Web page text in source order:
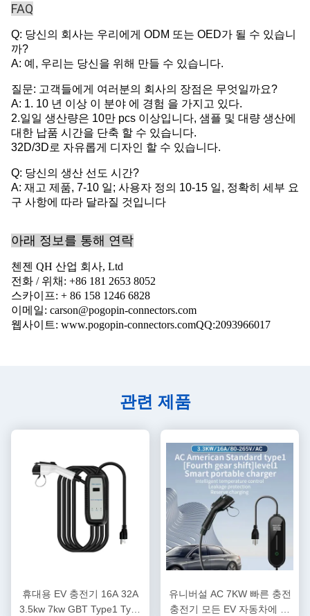
FAQ
Q: 당신의 회사는 우리에게 ODM 또는 OED가 될 수 있습니
까?
A: 예, 우리는 당신을 위해 만들 수 있습니다.
질문: 고객들에게 여러분의 회사의 장점은 무엇일까요?
A: 1. 10 년 이상 이 분야 에 경험 을 가지고 있다.
2.일일 생산량은 10만 pcs 이상입니다, 샘플 및 대량 생산에
대한 납품 시간을 단축 할 수 있습니다.
32D/3D로 자유롭게 디자인 할 수 있습니다.
Q: 당신의 생산 선도 시간?
A: 재고 제품, 7-10 일; 사용자 정의 10-15 일, 정확히 세부 요
구 사항에 따라 달라질 것입니다
아래 정보를 통해 연락
첸젠 QH 산업 회사, Ltd
전화 / 위채: +86 181 2653 8052
스카이프: + 86 158 1246 6828
이메일: carson@pogopin-connectors.com
웹사이트: www.pogopin-connectors.comQQ:2093966017
관련 제품
휴대용 EV 충전기 16A 32A
3.5kw 7kw GBT Type1 Type
유니버설 AC 7KW 빠른 충전
충전기 모든 EV 자동차에 대